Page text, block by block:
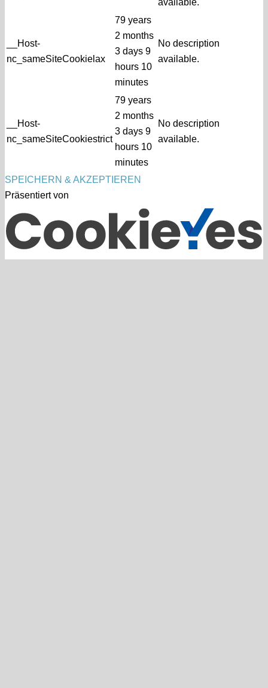
available.
__Host-
nc_sameSiteCookielax
79 years
2 months
3 days 9
hours 10
minutes
No description
available.
__Host-
nc_sameSiteCookiestrict
79 years
2 months
3 days 9
hours 10
minutes
No description
available.
SPEICHERN & AKZEPTIEREN
Präsentiert von